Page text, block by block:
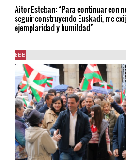
Aitor Esteban: “Para continuar con
seguir construyendo Euskadi, me
ejemplaridad y humildad”
EBB